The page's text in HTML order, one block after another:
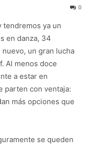
0
tendremos ya un
en danza, 34
un gran lucha
Al menos doce
a estar en
parten con ventaja:
más opciones que
se queden